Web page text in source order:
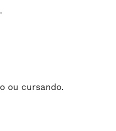
ou cursando.